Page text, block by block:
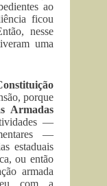
ao
ficou
nesse
uma
porque
Armadas
—
—
estaduais
ou então
armada
com a